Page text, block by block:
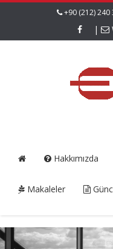
+90 (212) 240
|
Hakkımızda
Makaleler